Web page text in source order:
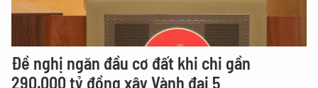
Đề nghị ngăn đầu cơ đất khi chi gần
290.000 tỷ đồng xây Vành đai 5